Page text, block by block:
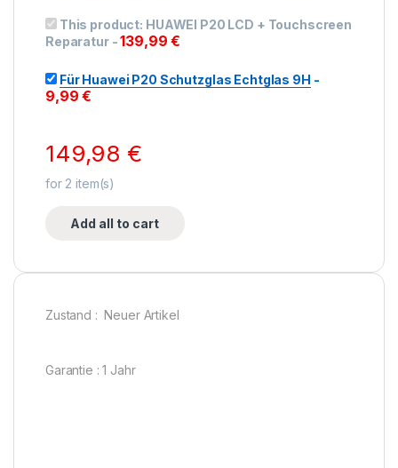
This product: HUAWEI P20 LCD + Touchscreen
Reparatur-139,99€
Für Huawei P20 Schutzglas Echtglas 9H -
9,99€
149,98€
for 2 item(s)
Add all to cart
Zustand : Neuer Artikel
Garantie : 1 Jahr